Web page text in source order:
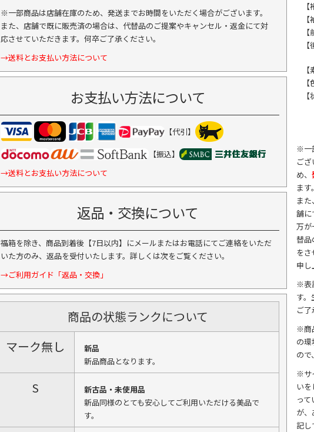
※一部商品は店舗在庫のため、発送までお時間をいただく場合がございます。
また、店舗で既に販売済の場合は、代替品のご提案やキャンセル・返金にて対
応させていただきます。何卒ご了承ください。
→送料とお支払い方法について
お支払い方法について
【代引】
【振込】
→送料とお支払い方法について
返品・交換について
福箱を除き、商品到着後【7日以内】にメールまたはお電話にてご連絡をいただ
いた方のみ、返品を受付いたします。詳しくは次をご覧ください。
→ご利用ガイド「返品・交換」
商品の状態ランクについて
マーク無し
新品
新品商品となります。
S
新古品・未使用品
新品同様のとても安心してご利用いただける美品で
す。
※一
ご
め、
ます
ま
舗に
万が
替品
を
申し
※表
す
ご
※商
の
の
※サ
い
っ
が
記し